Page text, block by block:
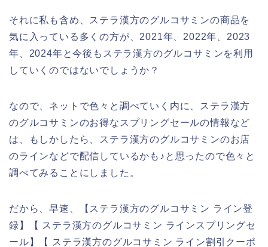
それに私も含め、ステラ漢方のグルコサミンの商品を
気に入っている多くの方が、2021年、2022年、2023
年、2024年と今後もステラ漢方のグルコサミンを利用
していくのではないでしょうか？
なので、ネットで色々と調べていく内に、ステラ漢方
のグルコサミンのお得なスプリングセールの情報など
は、もしかしたら、ステラ漢方のグルコサミンのお店
のラインなどで配信しているかも♪と思ったので色々と
調べてみることにしました。
だから、早速、【ステラ漢方のグルコサミン ライン登
録】【 ステラ漢方のグルコサミン ラインスプリングセ
ール】【 ステラ漢方のグルコサミン ライン割引クーポ